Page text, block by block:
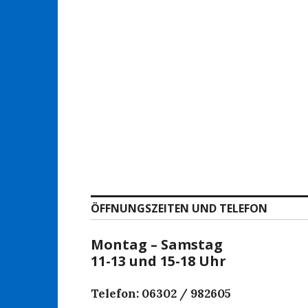
ÖFFNUNGSZEITEN UND TELEFON
Montag – Samstag
11-13 und 15-18 Uhr
Telefon: 06302 / 982605